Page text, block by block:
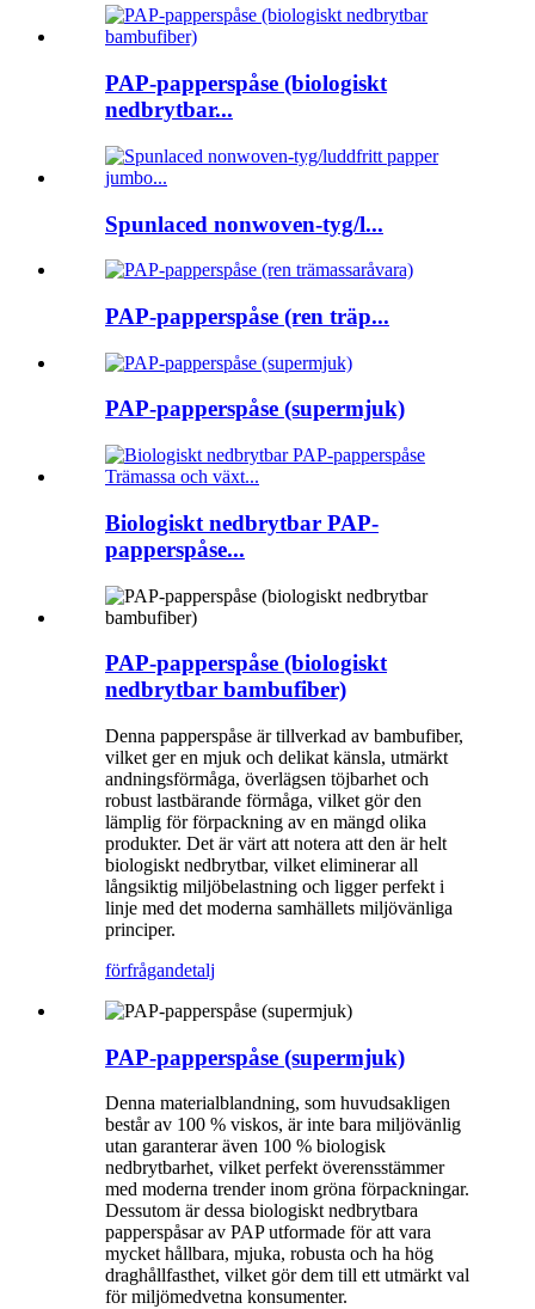
PAP-papperspåse (biologiskt
nedbrytbar...
Spunlaced nonwoven-tyg/l...
PAP-papperspåse (ren träp...
PAP-papperspåse (supermjuk)
Biologiskt nedbrytbar PAP-
papperspåse...
PAP-papperspåse (biologiskt
nedbrytbar bambufiber)
Denna papperspåse är tillverkad av bambufiber,
vilket ger en mjuk och delikat känsla, utmärkt
andningsförmåga, överlägsen töjbarhet och
robust lastbärande förmåga, vilket gör den
lämplig för förpackning av en mängd olika
produkter. Det är värt att notera att den är helt
biologiskt nedbrytbar, vilket eliminerar all
långsiktig miljöbelastning och ligger perfekt i
linje med det moderna samhällets miljövänliga
principer.
förfrågandetalj
PAP-papperspåse (supermjuk)
Denna materialblandning, som huvudsakligen
består av 100 % viskos, är inte bara miljövänlig
utan garanterar även 100 % biologisk
nedbrytbarhet, vilket perfekt överensstämmer
med moderna trender inom gröna förpackningar.
Dessutom är dessa biologiskt nedbrytbara
papperspåsar av PAP utformade för att vara
mycket hållbara, mjuka, robusta och ha hög
draghållfasthet, vilket gör dem till ett utmärkt val
för miljömedvetna konsumenter.